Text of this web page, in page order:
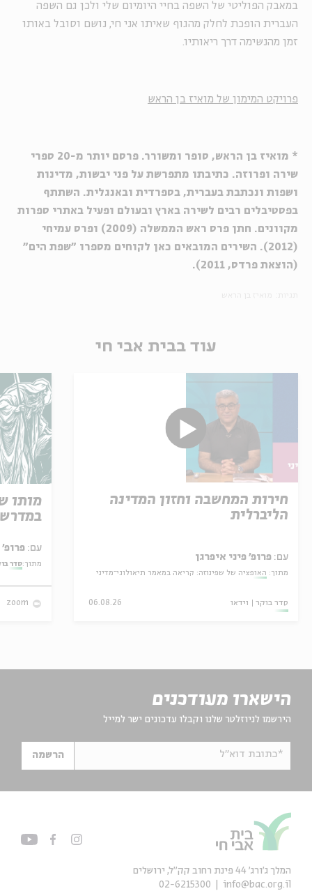
במאבק הפוליטי של השפה בחיי היומיום שלי ולכן גם השפה
העברית הופכת לחלק מהגוף שאיתו אני חי, נושם וסובל באותו
זמן מהנשימה דרך ריאותיו.
פרויקט המימון של מואיז בן הראש
* מואיז בן הראש, סופר ומשורר. פרסם יותר מ-20 ספרי
שירה ופרוזה. כתיבתו מתפרשת על פני יבשות, מדינות
ושפות ונכתבת בעברית, בספרדית ובאנגלית. השתתף
בפסטיבלים רבים לשירה בארץ ובעולם ופעיל באתרי ספרות
מקוונים. חתן פרס ראש הממשלה (2009) ופרס עמיחי
(2012). השירים המובאים כאן לקוחים מספרו "שפת הים"
(הוצאת פרדס, 2011).
עוד בבית אבי חי
חירות המחשבה וחזון המדינה
הליברלית
עם: פרופ' פיני איפרגן
מתוך: האופציה של שפינוזה: קריאה במאמר תיאולוגי־מדיני
סדר בוקר וידאו 06.08.26
מותו
עם: פרופ' אביגדור שנאן
מתוך:סדר
zoom
הישארו מעודכנים
הירשמו לניוזלטר שלנו וקבלו עדכונים ישר למייל
*כתובת דוא"ל הרשמה
המלך ג'ורג' 44 פינת רחוב קק״ל, ירושלים
info@bac.org.il
02-6215300